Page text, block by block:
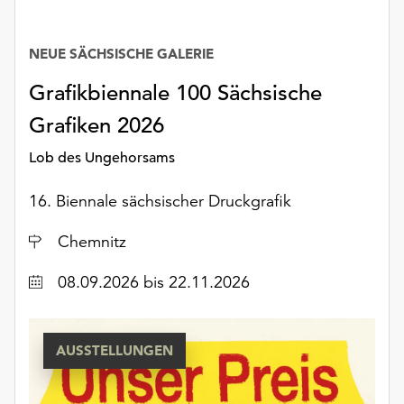
oder
Impressum
Grafikbiennale 100 Sächsische
Grafiken 2026
Lob des Ungehorsams
NEUE SÄCHSISCHE GALERIE
16. Biennale sächsischer Druckgrafik
Ort
Chemnitz
Datum08.09.2026 bis 22.11.2026
AUSSTELLUNGEN